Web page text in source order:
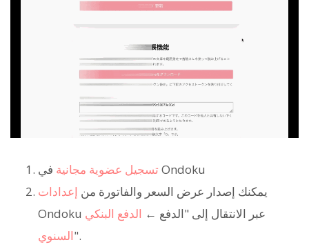
تسجيل عضوية مجانية في Ondoku
يمكنك إصدار عرض السعر والفاتورة من إعدادات
Ondoku عبر الانتقال إلى "الدفع ← الدفع البنكي
السنوي".